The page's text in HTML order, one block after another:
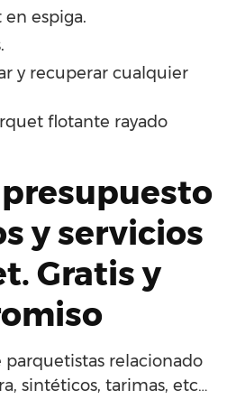
espiga.
y recuperar cualquier
flotante rayado
y servicios
Gratis y
relacionado
sintéticos, tarimas, etc…